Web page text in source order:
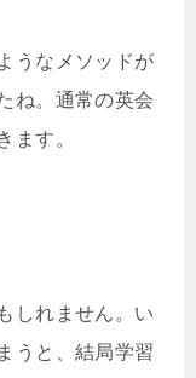
うなメソッドが
ね。通常の英会
ます。
しれません。い
うと、結局学習